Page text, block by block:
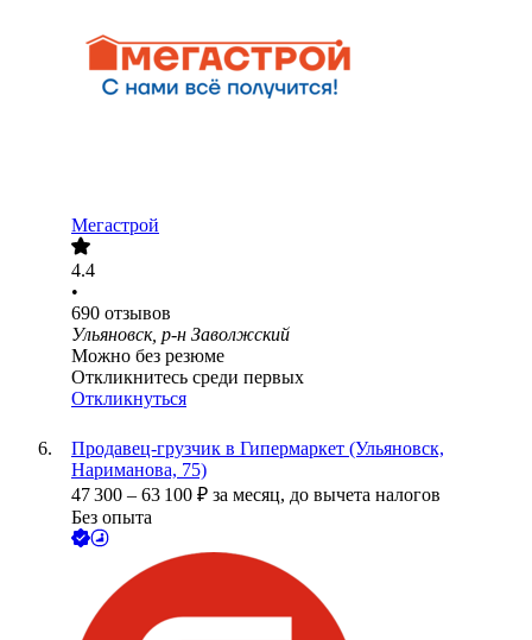
Мегастрой
4.4
•
690 отзывов
Ульяновск, р-н Заволжский
Можно без резюме
Откликнитесь среди первых
Откликнуться
Продавец-грузчик в Гипермаркет (Ульяновск,
Нариманова, 75)
47 300 – 63 100 ₽ за месяц, до вычета налогов
Без опыта